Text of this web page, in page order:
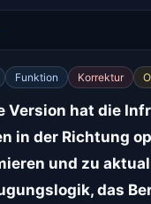
Funktion Korrektur
Version hat die
in der Richtung
und zu
das